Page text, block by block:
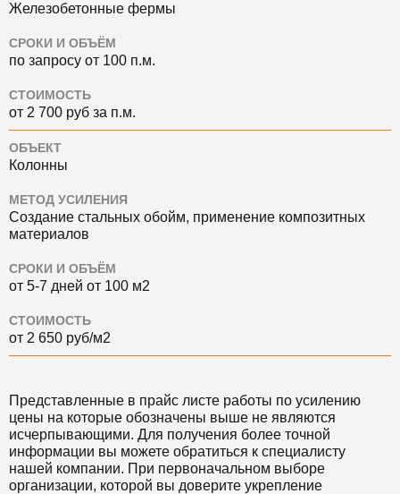
Железобетонные фермы
СРОКИ И ОБЪЁМ
по запросу от 100 п.м.
СТОИМОСТЬ
от 2 700 руб за п.м.
ОБЪЕКТ
Колонны
МЕТОД УСИЛЕНИЯ
Создание стальных обойм, применение композитных
материалов
СРОКИ И ОБЪЁМ
от 5-7 дней от 100 м2
СТОИМОСТЬ
от 2 650 руб/м2
Представленные в прайс листе работы по усилению
цены на которые обозначены выше не являются
исчерпывающими. Для получения более точной
информации вы можете обратиться к специалисту
нашей компании. При первоначальном выборе
организации, которой вы доверите укрепление